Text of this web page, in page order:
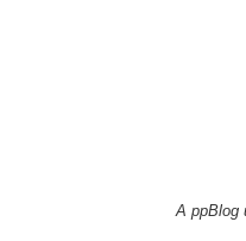
A ppBlog